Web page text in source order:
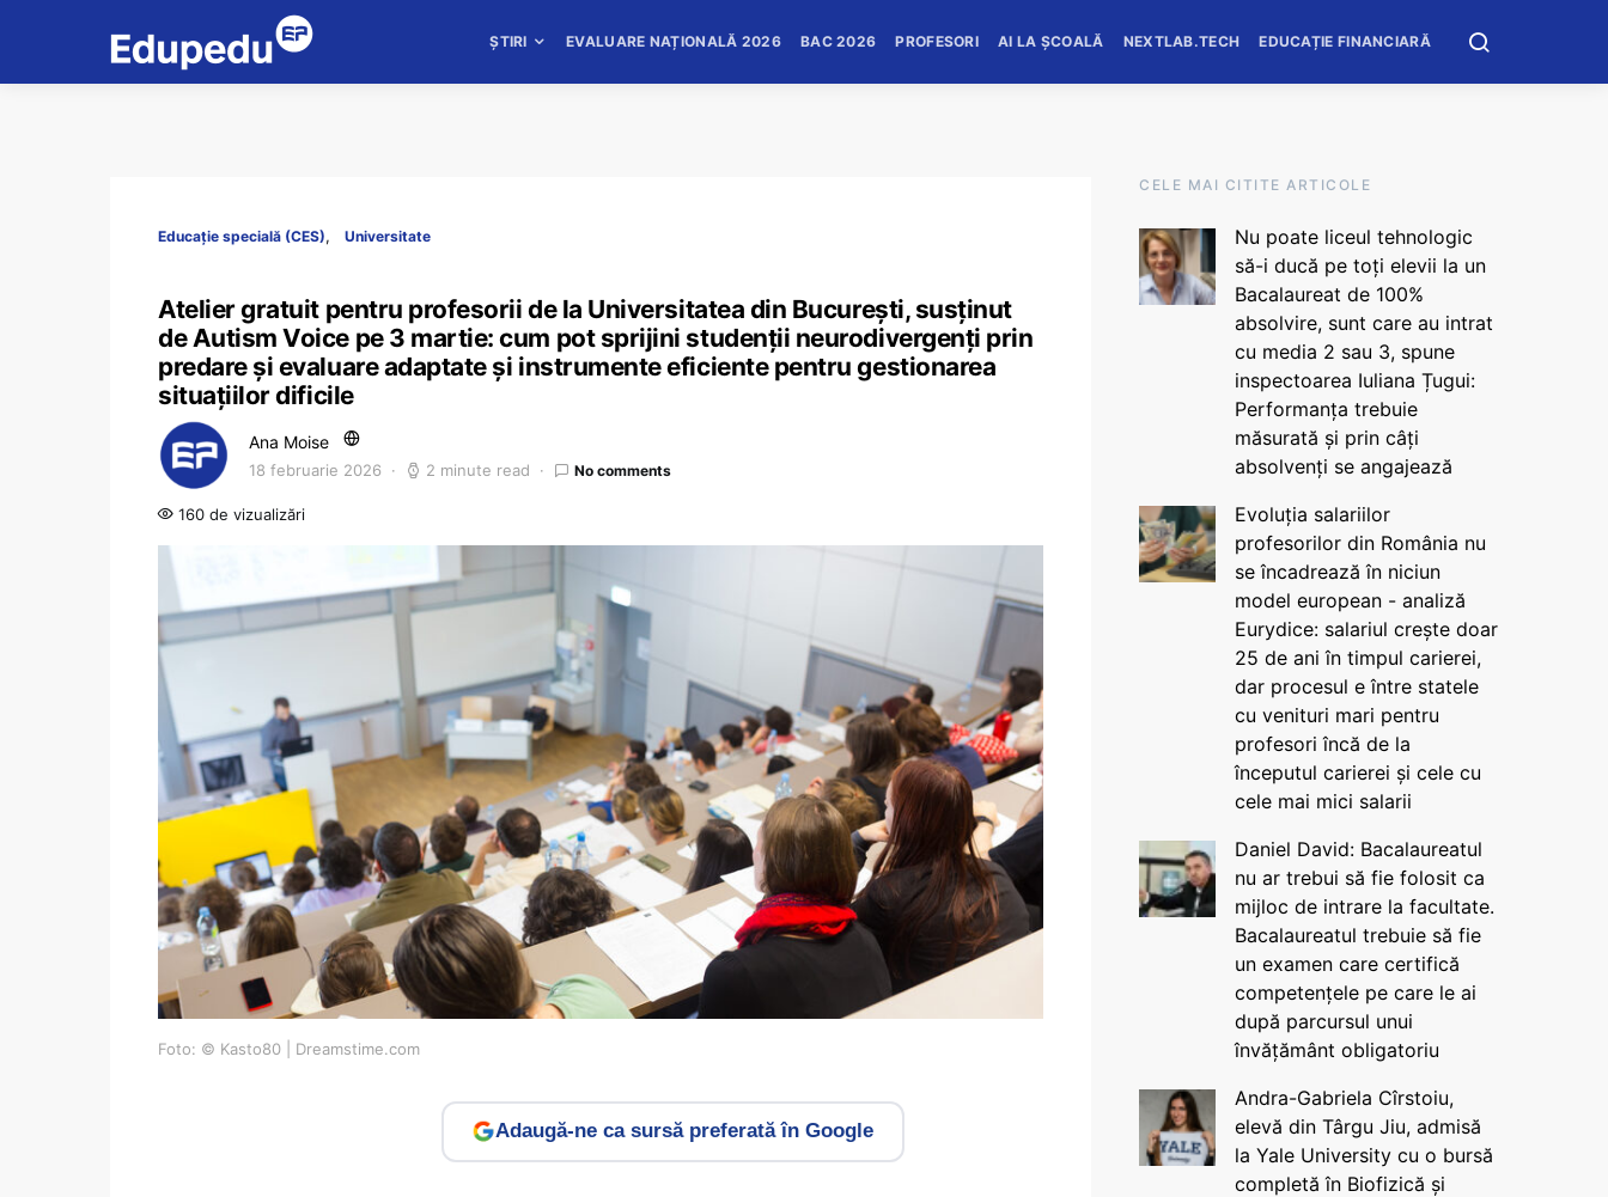
ȘTIRI EVALUARE NAȚIONALĂ 2026 BAC 2026 PROFESORI AI LA ȘCOALĂ NEXTLAB.TECH EDUCAȚIE FINANCIARĂ
Educație specială (CES) Universitate
Atelier gratuit pentru profesorii de la Universitatea din București, susținut
de Autism Voice pe 3 martie: cum pot sprijini studenții neurodivergenți prin
predare și evaluare adaptate și instrumente eficiente pentru gestionarea
situațiilor dificile
Ana Moise
18 februarie 2026 2 minute read No comments
160 de vizualizări
Foto: © Kasto80 | Dreamstime.com
Adaugă-ne ca sursă preferată în Google
CELE MAI CITITE ARTICOLE
Nu poate liceul tehnologic
să-i ducă pe toți elevii la un
Bacalaureat de 100%
absolvire, sunt care au intrat
cu media 2 sau 3, spune
inspectoarea Iuliana Țugui:
Performanța trebuie
măsurată și prin câți
absolvenți se angajează
Evoluția salariilor
profesorilor din România nu
se încadrează în niciun
model european - analiză
Eurydice: salariul crește doar
25 de ani în timpul carierei,
dar procesul e între statele
cu venituri mari pentru
profesori încă de la
începutul carierei și cele cu
cele mai mici salarii
Daniel David: Bacalaureatul
nu ar trebui să fie folosit ca
mijloc de intrare la facultate.
Bacalaureatul trebuie să fie
un examen care certifică
competențele pe care le ai
după parcursul unui
învățământ obligatoriu
Andra-Gabriela Cîrstoiu,
elevă din Târgu Jiu, admisă
la Yale University cu o bursă
completă în Biofizică și